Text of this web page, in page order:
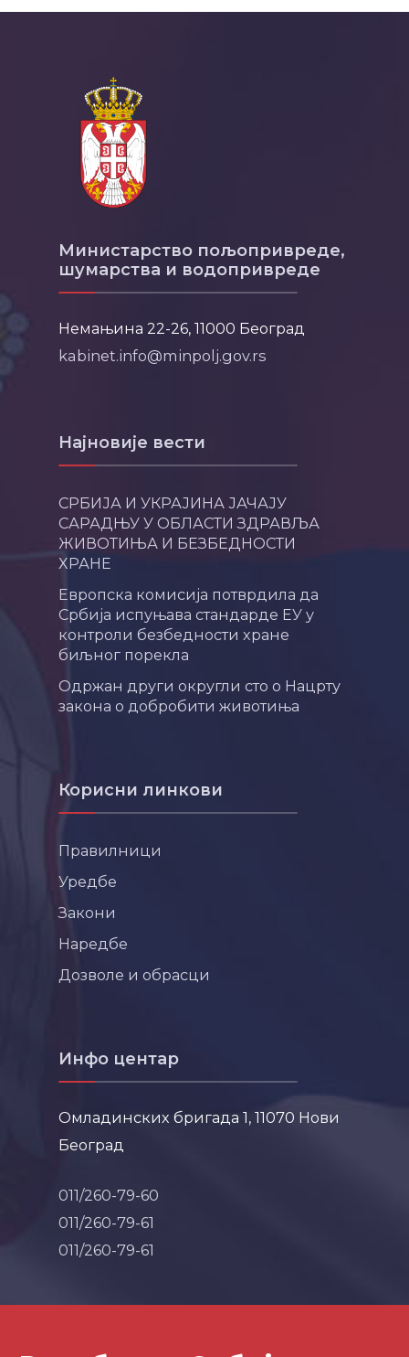
Министарство пољопривреде,
шумарства и водопривреде
Немањина 22-26, 11000 Београд
kabinet.info@minpolj.gov.rs
Најновије вести
СРБИЈА И УКРАЈИНА ЈАЧАЈУ
САРАДЊУ У ОБЛАСТИ ЗДРАВЉА
ЖИВОТИЊА И БЕЗБЕДНОСТИ
ХРАНЕ
Европска комисија потврдила да
Србија испуњава стандарде ЕУ у
контроли безбедности хране
биљног порекла
Одржан други округли сто о Нацрту
закона о добробити животиња
Корисни линкови
Правилници
Уредбе
Закони
Наредбе
Дозволе и обрасци
Инфо центар
Омладинских бригада 1, 11070 Нови
Београд
011/260-79-60
011/260-79-61
011/260-79-61